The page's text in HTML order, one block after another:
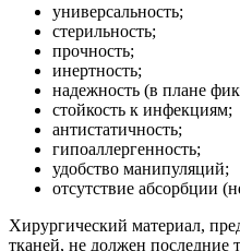
универсальность;
стерильность;
прочность;
инертность;
надежность (в плане
стойкость к инфекциям;
антистатичность;
гипоаллергенность;
удобство манипуляций;
отсутствие абсорбции
Хирургический материал,
тканей, не должен последние